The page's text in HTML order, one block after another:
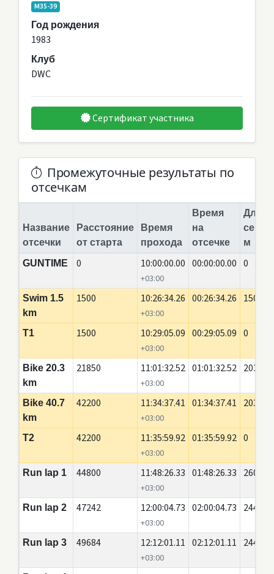
M35-39
Год рождения
1983
Клуб
DWC
Сертификат участника
Промежуточные результаты по
отсечкам
Название
отсечки
Расстояние
от старта
Время
прохода
Время
на
отсечке
Длина
м
GUNTIME
0 10:00:00.00
+03:00
00:00:00.00 0
Swim 1.5
km
1500 10:26:34.26
+03:00
00:26:34.26 1500
T1 1500 10:29:05.09
+03:00
00:29:05.09 0
Bike 20.3
km
21850 11:01:32.52
+03:00
01:01:32.52 20350
Bike 40.7
km
42200 11:34:37.41
+03:00
01:34:37.41 20350
T2 42200 11:35:59.92
+03:00
01:35:59.92 0
Run lap 1 44800 11:48:26.33
+03:00
01:48:26.33 2600
Run lap 2 47242 12:00:04.73
+03:00
02:00:04.73 2442
Run lap 3 49684 12:12:01.11
+03:00
02:12:01.11 2442